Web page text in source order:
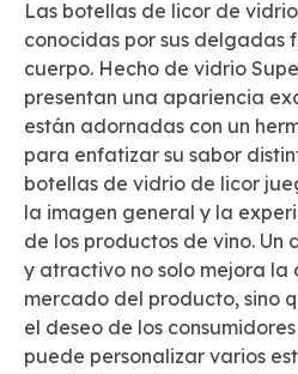
Las botellas de licor de
conocidas por sus delgadas
cuerpo. Hecho de vidrio
presentan una apariencia
están adornadas con un
para enfatizar su sabor
botellas de vidrio de licor
la imagen general y la
de los productos de vino. Un
y atractivo no solo mejora
mercado del producto, sino
el deseo de los
puede personalizar varios